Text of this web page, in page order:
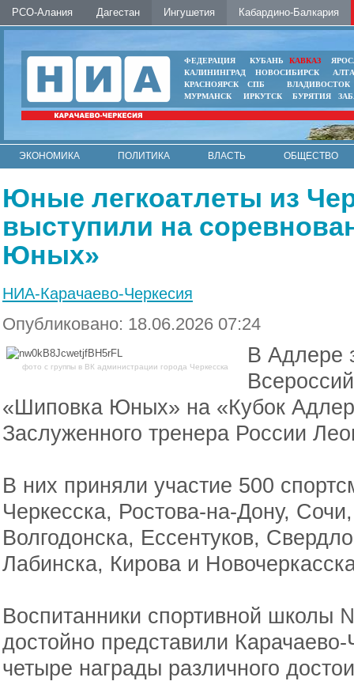
РСО-Алания Дагестан Ингушетия Кабардино-Балкария
ФЕДЕРАЦИЯ КУБАНЬ КАВКАЗ
КАЛИНИНГРАД
НОВОСИБИРСК
КРАСНОЯРСК
СПБ
ВЛАДИВОСТОК
МУРМАНСК
ИРКУТСК БУРЯТИЯ
ЭКОНОМИКА ПОЛИТИКА ВЛАСТЬ
ОБЩЕСТВО
Юные легкоатлеты из
выступили на
Юных»
НИА-Карачаево-Черкесия
Опубликовано: 18.06.2026 07:24
фото с группы в ВК администрации города Черкесска
В Адлере
«Шиповка Юных» на «Кубок
Заслуженного тренера России
В них приняли участие 500
Черкесска, Ростова-на-Дону,
Волгодонска, Ессентуков,
Лабинска, Кирова и
Воспитанники спортивной школы
достойно представили
четыре награды различного